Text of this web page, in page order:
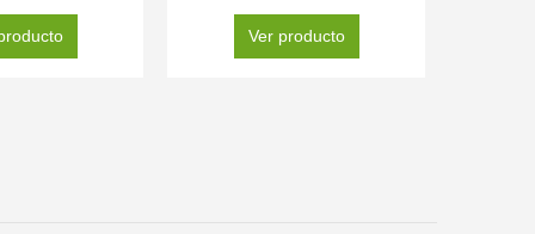
Ver producto